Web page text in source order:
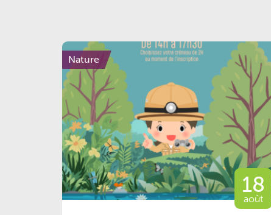
Nature
18
août